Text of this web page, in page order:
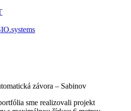
závora – Sabinov